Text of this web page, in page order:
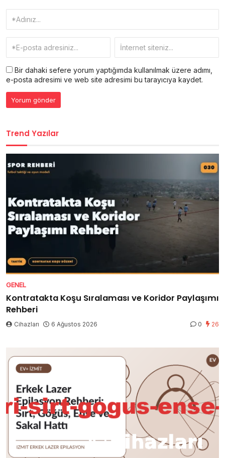
Bir dahaki sefere yorum yaptığımda kullanılmak üzere adımı,
e-posta adresimi ve web site adresimi bu tarayıcıya kaydet.
Trend Yazılar
GENEL
Kontratakta Koşu Sıralaması ve Koridor Paylaşımı
Rehberi
Cihazları 6 Ağustos 2026 0 26